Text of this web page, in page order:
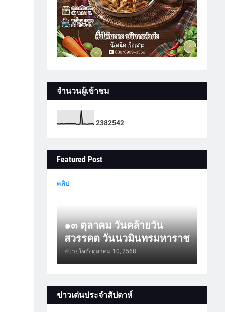
จำนวนผู้เข้าชม
2382542
Featured Post
คลิป
๑๓ ตุลาคม วันคล้ายวัน
สวรรคต วันนวมินทรมหาราช
สบายใจจังตุลาคม 10, 2568
ข่าวเด่นประจำสัปดาห์
การศึกษา